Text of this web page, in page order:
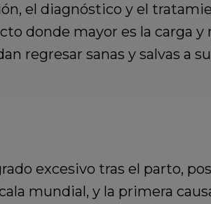
el diagnóstico y el
donde mayor es la carga y
regresar sanas y salvas a
excesivo tras el parto,
mundial, y la primera